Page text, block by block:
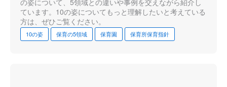
ています。10の姿についてもっと理解したいと考えている
方は、ぜひご覧ください。
10の姿 保育の5領域 保育園 保育所保育指針